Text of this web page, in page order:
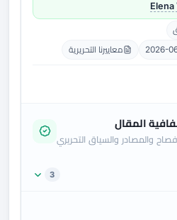
Elena
2026- معاييرنا التحريرية
المقال
والمصادر والسياق التحريري
3